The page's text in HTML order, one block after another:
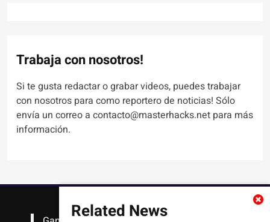
Related News
Trabaja con nosotros!
Si te gusta redactar o grabar videos, puedes trabajar
con nosotros para como reportero de noticias! Sólo
envía un correo a contacto@masterhacks.net para más
información.